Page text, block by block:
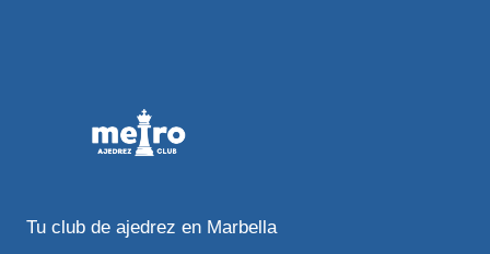
Tu club de ajedrez en Marbella